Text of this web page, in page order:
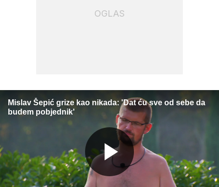
OGLAS
Mislav Šepić grize kao nikada: 'Dat ću sve od sebe da
budem pobjednik'